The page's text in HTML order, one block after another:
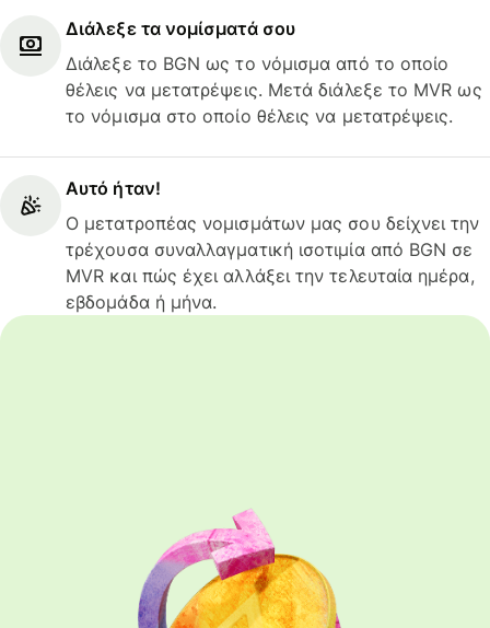
Διάλεξε τα νομίσματά σου
Διάλεξε το BGN ως το νόμισμα από το οποίο
θέλεις να μετατρέψεις. Μετά διάλεξε το MVR ως
το νόμισμα στο οποίο θέλεις να μετατρέψεις.
Αυτό ήταν!
Ο μετατροπέας νομισμάτων μας σου δείχνει την
τρέχουσα συναλλαγματική ισοτιμία από BGN σε
MVR και πώς έχει αλλάξει την τελευταία ημέρα,
εβδομάδα ή μήνα.